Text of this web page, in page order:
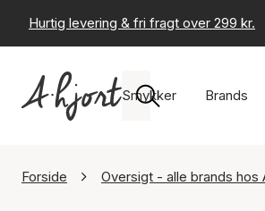
Hurtig levering & fri fragt over 299 kr.
Smykker Brands
Forside Oversigt - alle brands hos